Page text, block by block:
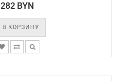
282 BYN
В КОРЗИНУ